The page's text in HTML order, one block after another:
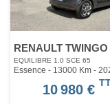
RENAULT TWINGO
EQUILIBRE 1.0 SCE 65
Essence - 13000 Km -
10 980 €